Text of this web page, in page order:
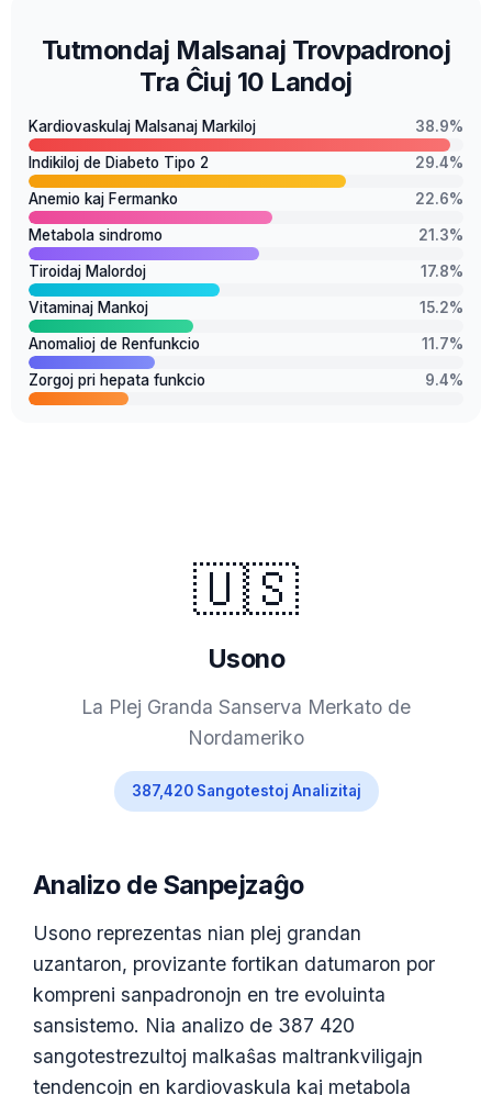
Tutmondaj Malsanaj Trovpadronoj
Tra Ĉiuj 10 Landoj
Kardiovaskulaj Malsanaj Markiloj 38.9%
Indikiloj de Diabeto Tipo 2 29.4%
Anemio kaj Fermanko 22.6%
Metabola sindromo 21.3%
Tiroidaj Malordoj 17.8%
Vitaminaj Mankoj 15.2%
Anomalioj de Renfunkcio 11.7%
Zorgoj pri hepata funkcio 9.4%
🇺🇸
Usono
La Plej Granda Sanserva Merkato de
Nordameriko
387,420 Sangotestoj Analizitaj
Analizo de Sanpejzaĝo
Usono reprezentas nian plej grandan
uzantaron, provizante fortikan datumaron por
kompreni sanpadronojn en tre evoluinta
sansistemo. Nia analizo de 387 420
sangotestrezultoj malkaŝas maltrankviligajn
tendencojn en kardiovaskula kaj metabola